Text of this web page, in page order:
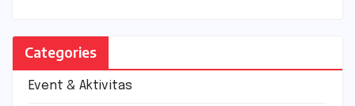
Categories
Event & Aktivitas